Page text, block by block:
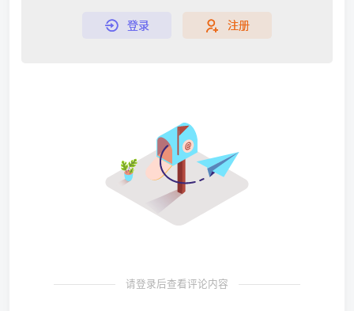
登录 注册
请登录后查看评论内容